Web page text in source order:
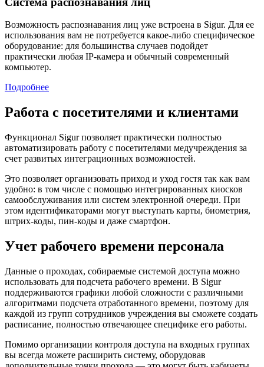
Возможность распознавания лиц уже встроена в Sigur. Для ее
использования вам не потребуется какое-либо специфическое
оборудование: для большинства случаев подойдет
практически любая IP-камера и обычный современный
компьютер.
Подробнее
Работа с посетителями и клиентами
Функционал Sigur позволяет практически полностью
автоматизировать работу с посетителями медучреждения за
счет развитых интеграционных возможностей.
Это позволяет организовать приход и уход гостя так как вам
удобно: в том числе с помощью интегрированных киосков
самообслуживания или систем электронной очереди. При
этом идентификаторами могут выступать карты, биометрия,
штрих-коды, пин-коды и даже смартфон.
Учет рабочего времени персонала
Данные о проходах, собираемые системой доступа можно
использовать для подсчета рабочего времени. В Sigur
поддерживаются графики любой сложности с различными
алгоритмами подсчета отработанного времени, поэтому для
каждой из групп сотрудников учреждения вы сможете создать
расписание, полностью отвечающее специфике его работы.
Помимо организации контроля доступа на входных группах
вы всегда можете расширить систему, оборудовав